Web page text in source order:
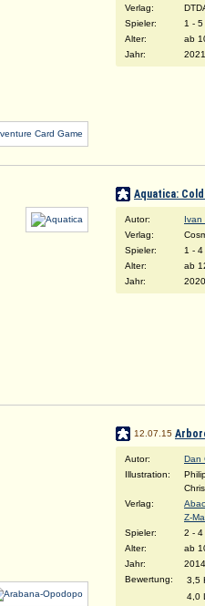
Verlag:
Spieler:
1 - 5
Alter:
ab
Jahr:
2021
Aquatica:
Autor:
Ivan
Verlag:
Spieler:
1 - 4
Alter:
ab
Jahr:
2020
12.07.15
Autor:
Dan
Illustration:
Verlag:
Z-
Spieler:
2 - 4
Alter:
ab
Jahr:
Bewertung:
3,5
4,0